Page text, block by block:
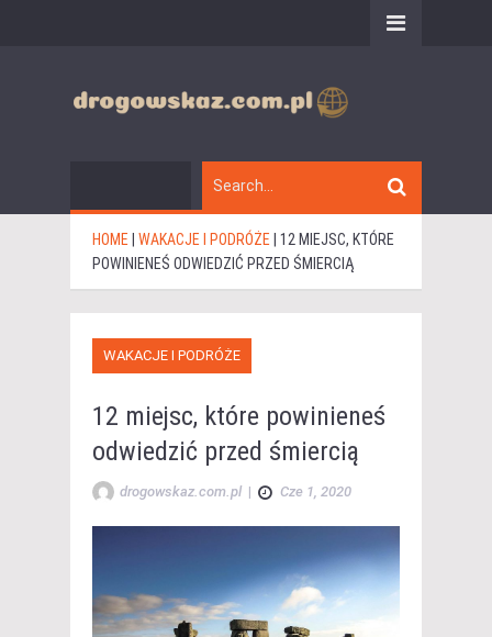
HOME WAKACJE I PODRÓŻE
12 MIEJSC, KTÓRE
POWINIENEŚ ODWIEDZIĆ PRZED ŚMIERCIĄ
WAKACJE I PODRÓŻE
12 miejsc, które powinieneś
odwiedzić przed śmiercią
drogowskaz.com.pl | Cze 1, 2020